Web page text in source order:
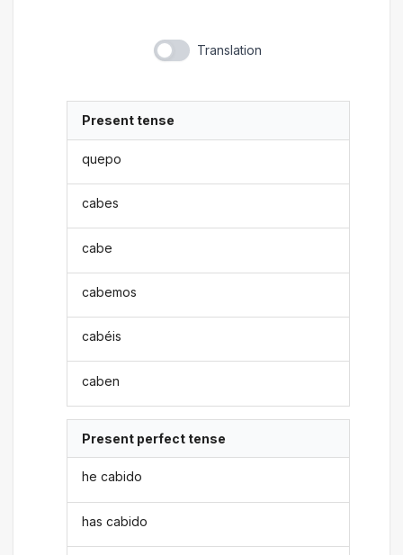
Translation
Present tense
quepo
cabes
cabe
cabemos
cabéis
caben
Present perfect tense
he cabido
has cabido